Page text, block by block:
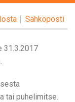
Sähköposti
31.3.2017
tai puhelimitse.